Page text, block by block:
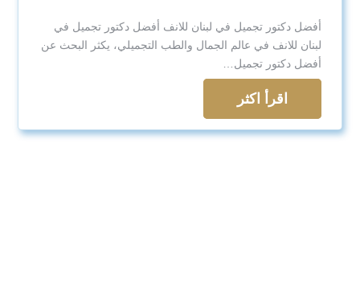
أفضل دكتور تجميل في لبنان للانف أفضل دكتور تجميل في
لبنان للانف في عالم الجمال والطب التجميلي، يكثر البحث عن
أفضل دكتور تجميل…
اقرأ اكثر